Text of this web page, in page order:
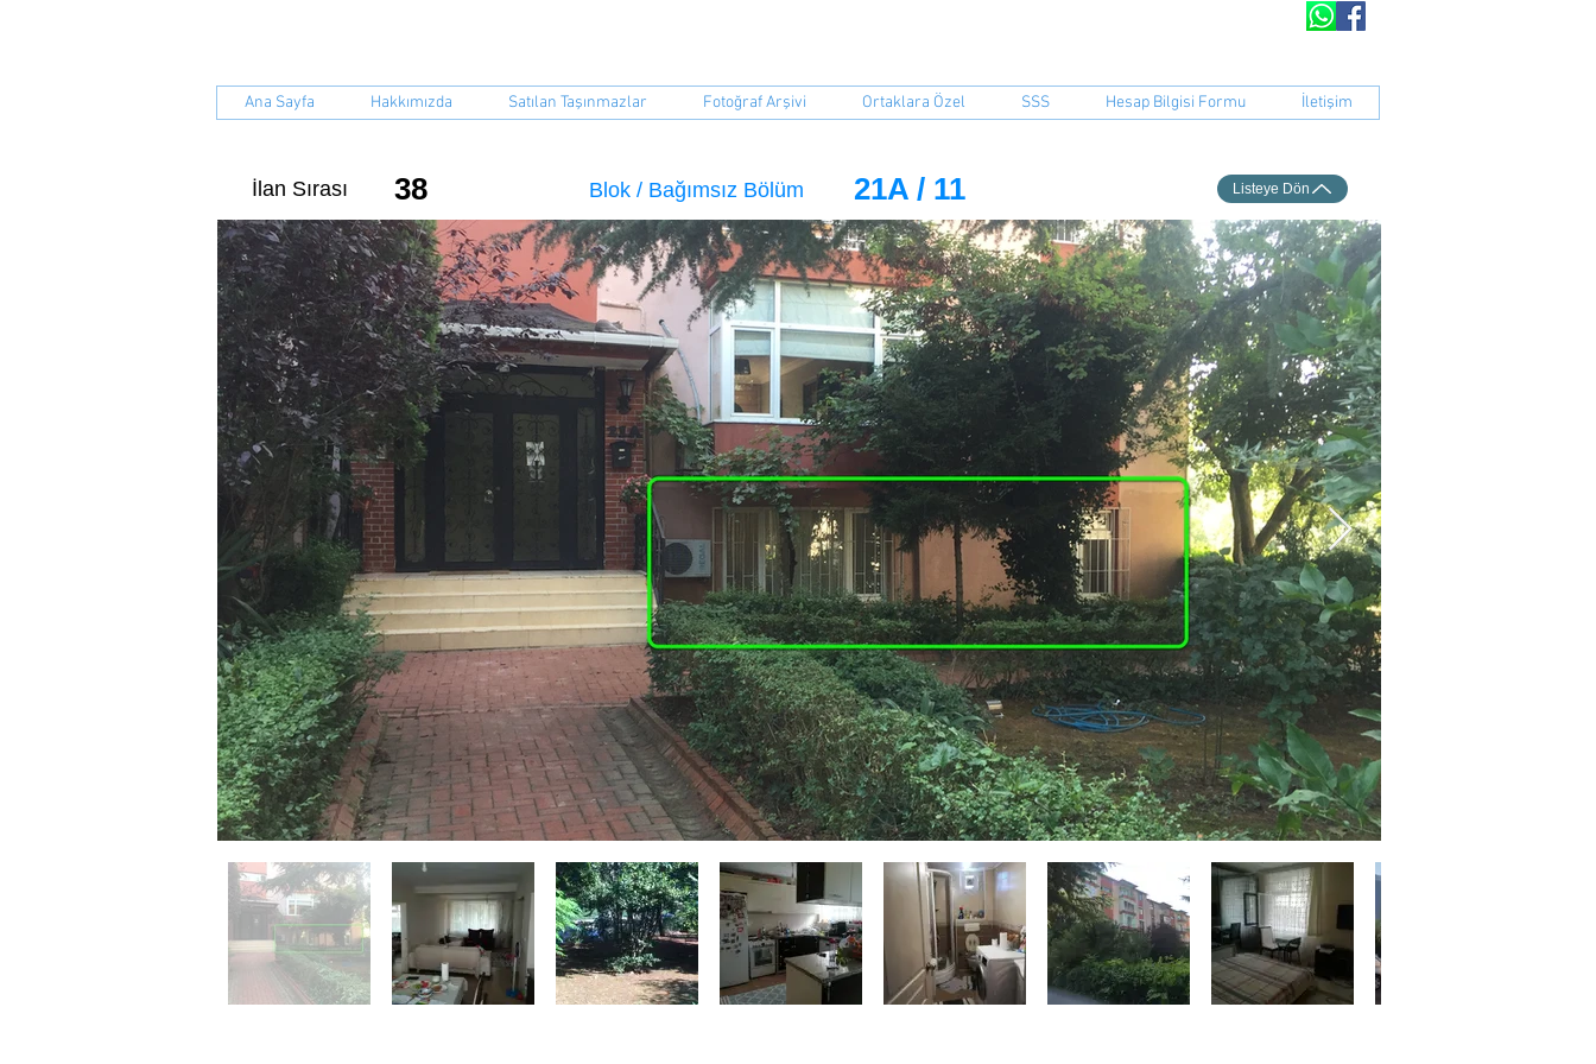
Ana Sayfa Hakkımızda Satılan Taşınmazlar Fotoğraf Arşivi Ortaklara Özel SSS Hesap Bilgisi Formu İletişim
İlan Sırası 38 Blok / Bağımsız Bölüm 21A / 11 Listeye Dön